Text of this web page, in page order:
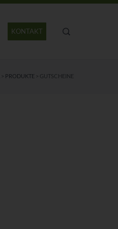
KONTAKT
> PRODUKTE > GUTSCHEINE